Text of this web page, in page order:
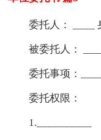
委托人： ____
被委托人：
委托事项：
委托权限：
1.__________